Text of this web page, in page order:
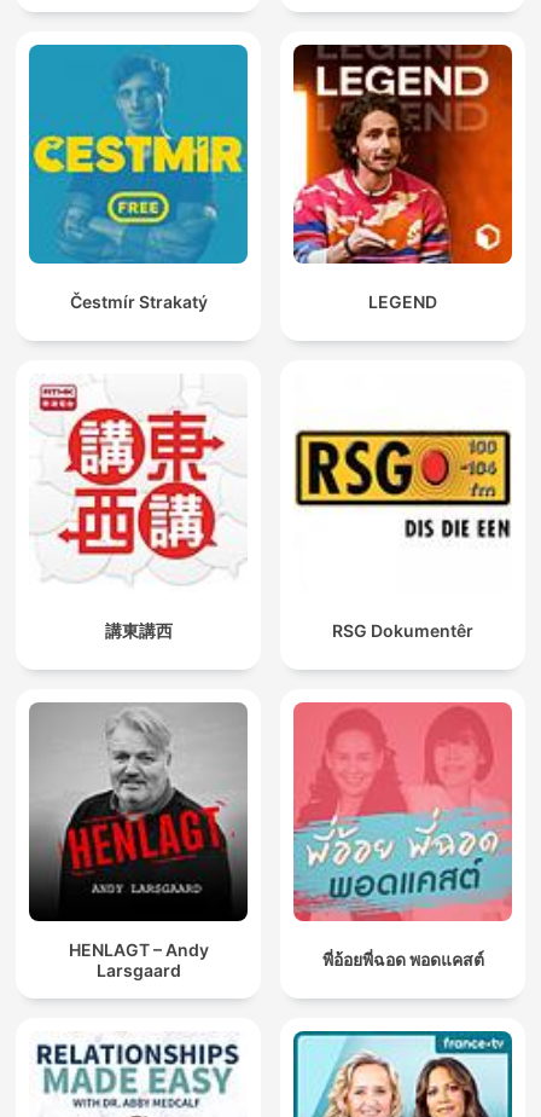
Čestmír Strakatý LEGEND
講東講西 RSG Dokumentêr
HENLAGT – Andy
Larsgaard
พี่อ้อยพี่ฉอด พอดแคสต์